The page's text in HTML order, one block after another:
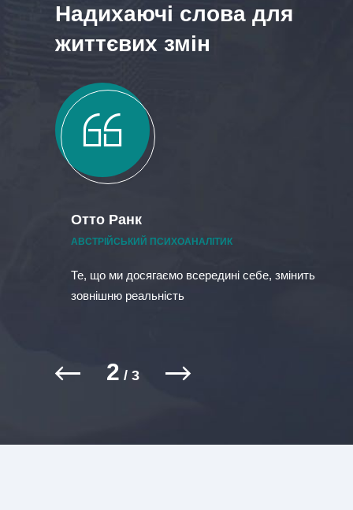
Надихаючі слова для
життєвих змін
Отто Ранк
АВСТРІЙСЬКИЙ ПСИХОАНАЛІТИК
Те, що ми досягаємо всередині себе, змінить
зовнішню реальність
2 / 3